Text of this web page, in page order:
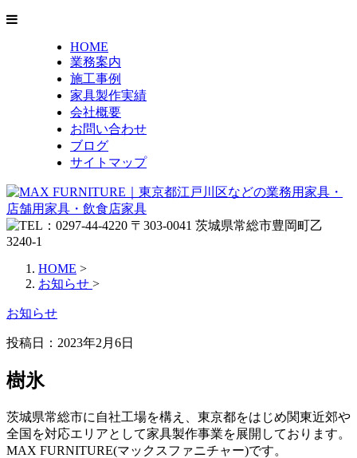
HOME
業務案内
施工事例
家具製作実績
会社概要
お問い合わせ
ブログ
サイトマップ
HOME >
お知らせ >
お知らせ
投稿日： 2023年2月6日
樹氷
茨城県常総市に自社工場を構え、東京都をはじめ関東近郊や
全国を対応エリアとして家具製作事業を展開しております。
MAX FURNITURE(マックスファニチャー)です。